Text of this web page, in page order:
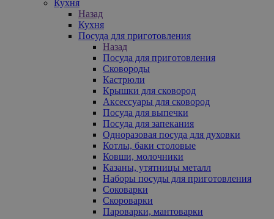
Кухня
Назад
Кухня
Посуда для приготовления
Назад
Посуда для приготовления
Сковороды
Кастрюли
Крышки для сковород
Аксессуары для сковород
Посуда для выпечки
Посуда для запекания
Одноразовая посуда для духовки
Котлы, баки столовые
Ковши, молочники
Казаны, утятницы металл
Наборы посуды для приготовления
Соковарки
Скороварки
Пароварки, мантоварки